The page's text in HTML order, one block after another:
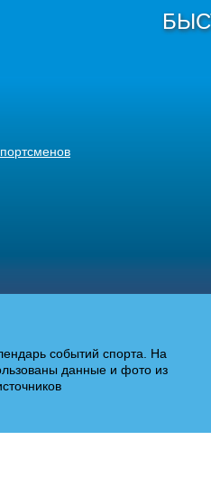
событий спорта. На
данные и фото из